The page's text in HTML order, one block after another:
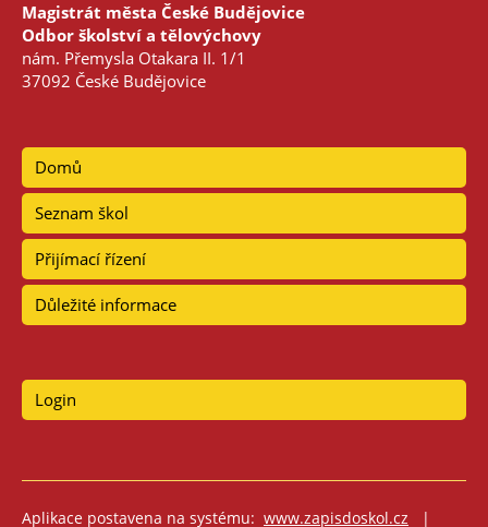
Magistrát města České Budějovice
Odbor školství a tělovýchovy
nám. Přemysla Otakara II. 1/1
37092 České Budějovice
Domů
Seznam škol
Přijímací řízení
Důležité informace
Login
Aplikace postavena na systému: www.zapisdoskol.cz |